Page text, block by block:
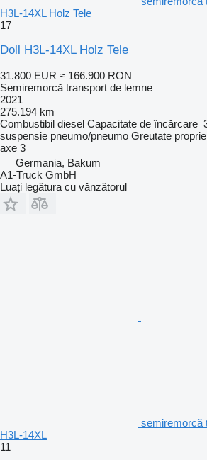
H3L-14XL Holz Tele
17
Doll H3L-14XL Holz Tele
31.800 EUR ≈ 166.900 RON
Semiremorcă transport de lemne
2021
275.194 km
Combustibil diesel Capacitate de încărcare
suspensie pneumo/pneumo Greutate proprie
axe 3
Germania, Bakum
A1-Truck GmbH
Luați legătura cu vânzătorul
semiremorcă
H3L-14XL
11